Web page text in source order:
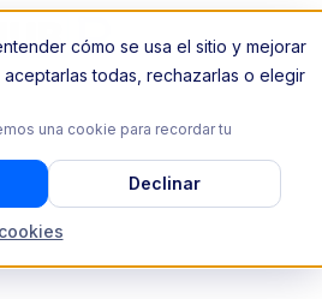
cómo se usa el sitio y mejorar
todas, rechazarlas o elegir
una cookie para recordar tu
Declinar